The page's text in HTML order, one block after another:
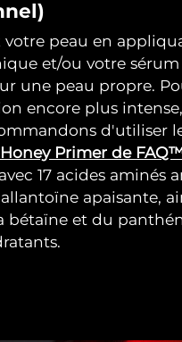
votre peau en
et/ou votre sérum
une peau propre.
encore plus
d'utiliser
Primer de
17 acides aminés
apaisante,
bétaïne et du